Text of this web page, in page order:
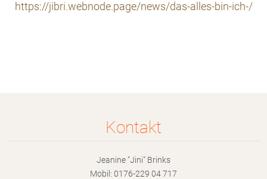
https://jibri.webnode.page/news/das-alles-bin-ich-/
Kontakt
Jeanine "Jini" Brinks
Mobil: 0176-229 04 717